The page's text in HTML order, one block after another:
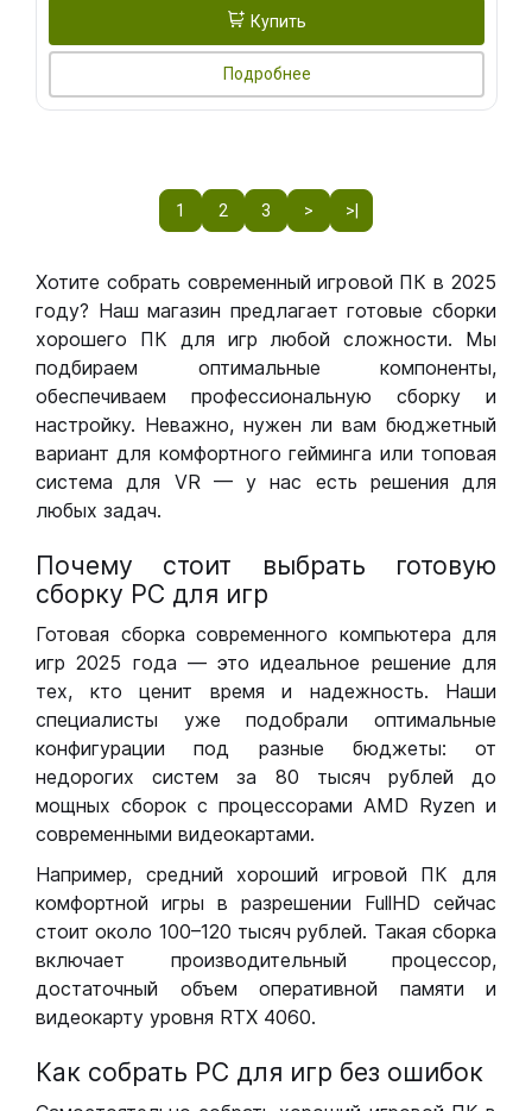
Купить
Подробнее
1 2 3 > >|
Хотите собрать современный игровой ПК в 2025
году? Наш магазин предлагает готовые сборки
хорошего ПК для игр любой сложности. Мы
подбираем оптимальные компоненты,
обеспечиваем профессиональную сборку и
настройку. Неважно, нужен ли вам бюджетный
вариант для комфортного гейминга или топовая
система для VR — у нас есть решения для
любых задач.
Почему стоит выбрать готовую
сборку РС для игр
Готовая сборка современного компьютера для
игр 2025 года — это идеальное решение для
тех, кто ценит время и надежность. Наши
специалисты уже подобрали оптимальные
конфигурации под разные бюджеты: от
недорогих систем за 80 тысяч рублей до
мощных сборок с процессорами AMD Ryzen и
современными видеокартами.
Например, средний хороший игровой ПК для
комфортной игры в разрешении FullHD сейчас
стоит около 100–120 тысяч рублей. Такая сборка
включает производительный процессор,
достаточный объем оперативной памяти и
видеокарту уровня RTX 4060.
Как собрать РС для игр без ошибок